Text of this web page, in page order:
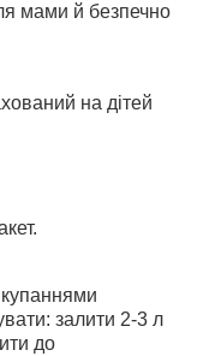
мами й безпечно
на дітей
залити 2-3 л
до